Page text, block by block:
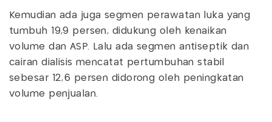
Kemudian ada juga segmen perawatan luka yang
tumbuh 19,9 persen, didukung oleh kenaikan
volume dan ASP. Lalu ada segmen antiseptik dan
cairan dialisis mencatat pertumbuhan stabil
sebesar 12,6 persen didorong oleh peningkatan
volume penjualan.